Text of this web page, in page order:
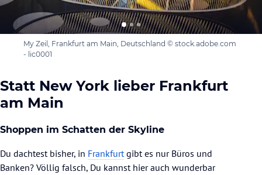
My Zeil, Frankfurt am Main, Deutschland © stock.adobe.com
- lic0001
Statt New York lieber Frankfurt
am Main
Shoppen im Schatten der Skyline
Du dachtest bisher, in Frankfurtgibt es nur Büros und
Banken? Völlig falsch, Du kannst hier auch wunderbar